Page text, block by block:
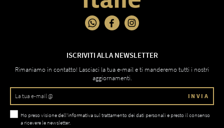
ISCRIVITI ALLA NEWSLETTER
Rimaniamo in contatto! Lasciaci la tua e-mail e ti manderemo tutti i nostri
aggiornamenti.
INVIA
Ho preso visionedell'informativasul trattamento dei dati personali e presto il consenso
a ricevere le newsletter.